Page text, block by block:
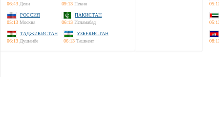
06:43 Дели
09:13 Пекин
РОССИЯ
05:13 Москва
ПАКИСТАН
06:13 Исламабад
ТАДЖИКИСТАН
06:13 Душанбе
УЗБЕКИСТАН
06:13 Ташкент